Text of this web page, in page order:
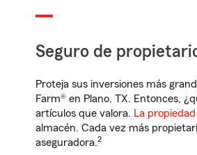
Seguro de
Proteja sus inversiones más
Farm® en Plano, TX. Entonces,
artículos que valora. La
almacén. Cada vez más
aseguradora.2